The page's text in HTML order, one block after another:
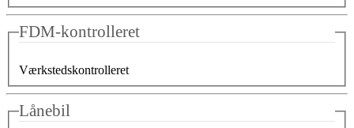
FDM-kontrolleret
Værkstedskontrolleret
Lånebil